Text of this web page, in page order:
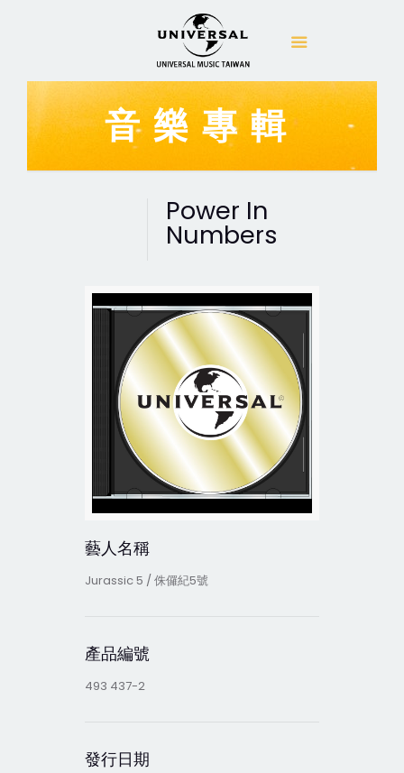
音樂專輯
Power In
Numbers
藝人名稱
Jurassic 5 / 侏儸紀5號
產品編號
493 437-2
發行日期